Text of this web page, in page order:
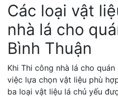
Các loại vật
nhà lá cho
Bình Thuận
Khi Thi công nhà lá cho
việc lựa chọn vật liệu phù
ba loại vật liệu lá chủ yếu